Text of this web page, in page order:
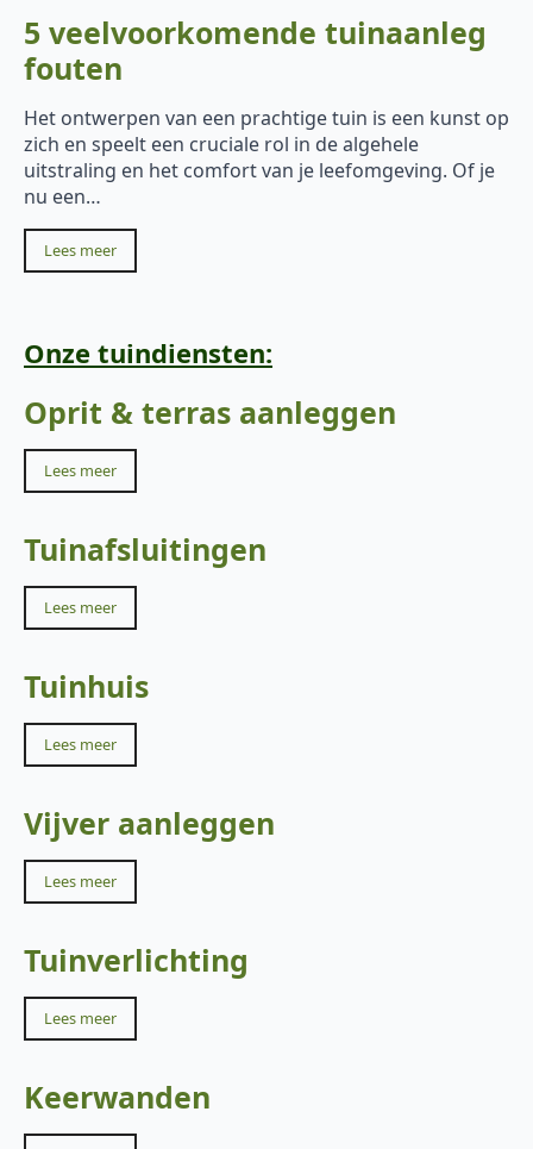
5 veelvoorkomende tuinaanleg
fouten
Het ontwerpen van een prachtige tuin is een kunst op
zich en speelt een cruciale rol in de algehele
uitstraling en het comfort van je leefomgeving. Of je
nu een…
Lees meer
Onze tuindiensten:
Oprit & terras aanleggen
Lees meer
Tuinafsluitingen
Lees meer
Tuinhuis
Lees meer
Vijver aanleggen
Lees meer
Tuinverlichting
Lees meer
Keerwanden